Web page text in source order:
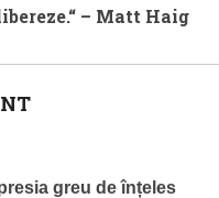
– Matt Haig
greu de înțeles